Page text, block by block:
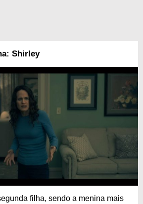
Shirley
filha, sendo a menina mais